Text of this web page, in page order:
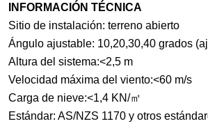
INFORMACIÓN TÉCNICA
Sitio de instalación: terreno abierto
Ángulo ajustable: 10,20,30,40 grados
Altura del sistema:<2,5 m
Velocidad máxima del viento:<60 m/s
Carga de nieve:<1,4 KN/㎡
Estándar: AS/NZS 1170 y otros